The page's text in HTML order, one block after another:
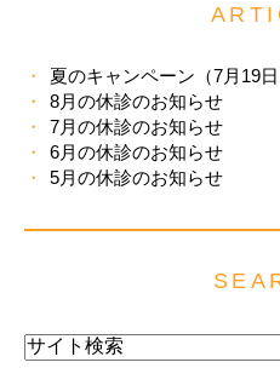
夏のキャンペーン（7月19日
8月の休診のお知らせ
7月の休診のお知らせ
6月の休診のお知らせ
5月の休診のお知らせ